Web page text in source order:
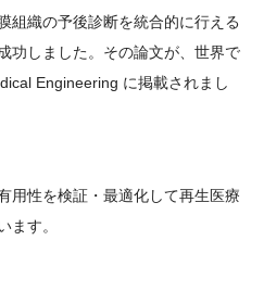
中谷財団レポート
中谷財団アーカイブ
マイページ
組織の予後診断を統合的に行える
功しました。その論文が、世界で
Engineering に掲載されまし
用性を検証・最適化して再生医療
ます。